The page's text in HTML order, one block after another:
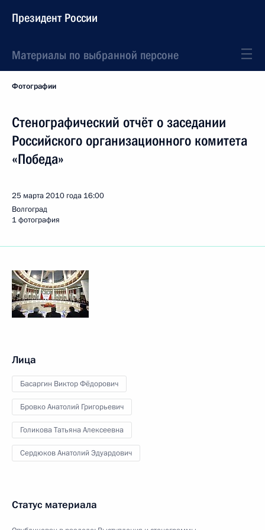
Президент России
Материалы по выбранной персоне
Фотографии
Стенографический отчёт о заседании
Российского организационного комитета
«Победа»
25 марта 2010 года 16:00
Волгоград
1 фотография
Лица
Басаргин Виктор Фёдорович
Бровко Анатолий Григорьевич
Голикова Татьяна Алексеевна
Сердюков Анатолий Эдуардович
Статус материала